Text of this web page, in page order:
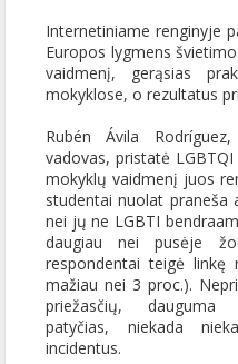
Internetiniame renginyje
Europos lygmens
vaidmenį, gerąsias
mokyklose, o rezultatus
Rubén Ávila
vadovas, pristatė
mokyklų vaidmenį juos
studentai nuolat praneša
nei jų ne LGBTI
daugiau nei pusėje
respondentai teigė linkę
mažiau nei 3 proc.).
priežasčių, dauguma
patyčias, niekada
incidentus.